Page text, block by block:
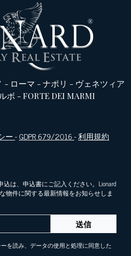
- ローマ -ナポリ - ヴェネツィア
ボ -FORTE DEI MARMI
ー-GDPR 679/2016-利用規約
は、申込書にご記入ください。Lionard
な物件に関する最新情報をお知らせしま
送信
を読み、データの使用と処理に同意した